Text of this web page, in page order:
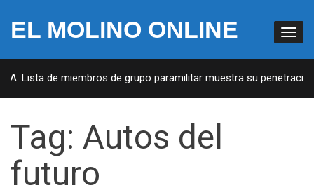
EL MOLINO ONLINE
Lista de miembros de grupo paramilitar muestra su penetración
Tag: Autos del
futuro